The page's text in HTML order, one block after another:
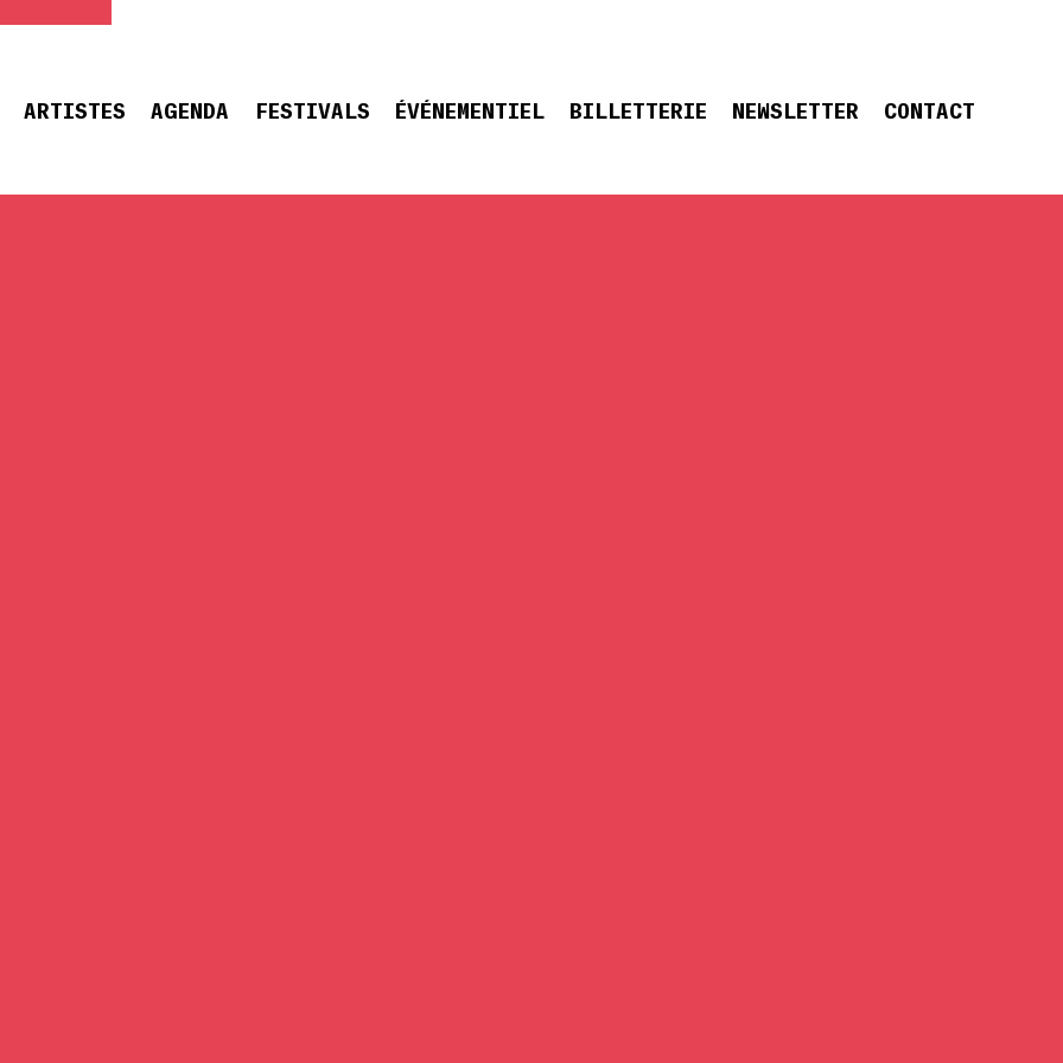
ARTISTES AGENDA FESTIVALS ÉVÉNEMENTIEL BILLETTERIE NEWSLETTER CONTACT